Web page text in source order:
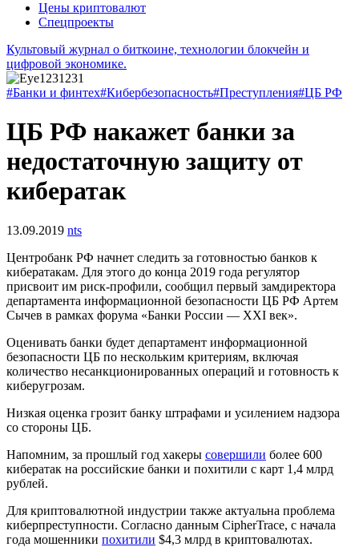
Цены криптовалют
Спецпроекты
Культовый журнал о биткоине, технологии блокчейн и
цифровой экономике.
#Банки и финтех#Кибербезопасность#Преступления#ЦБ РФ
ЦБ РФ накажет банки за
недостаточную защиту от
кибератак
13.09.2019 nts
Центробанк РФ начнет следить за готовностью банков к
кибератакам. Для этого до конца 2019 года регулятор
присвоит им риск-профили, сообщил первый замдиректора
департамента информационной безопасности ЦБ РФ Артем
Сычев в рамках форума «Банки России — XXI век».
Оценивать банки будет департамент информационной
безопасности ЦБ по нескольким критериям, включая
количество несанкционированных операций и готовность к
киберугрозам.
Низкая оценка грозит банку штрафами и усилением надзора
со стороны ЦБ.
Напомним, за прошлый год хакеры совершили более 600
кибератак на российские банки и похитили с карт 1,4 млрд
рублей.
Для криптовалютной индустрии также актуальна проблема
киберпреступности. Согласно данным CipherTrace, с начала
года мошенники похитили $4,3 млрд в криптовалютах.